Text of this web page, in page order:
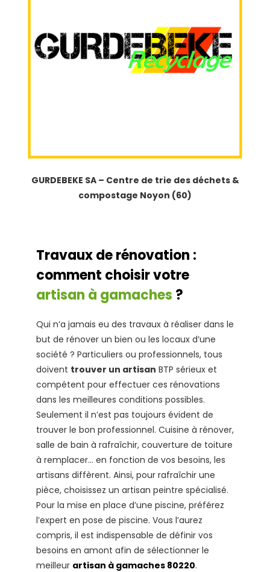
GURDEBEKE SA – Centre de trie des déchets &
compostage Noyon (60)
Travaux de rénovation :
comment choisir votre
artisan à gamaches ?
Qui n’a jamais eu des travaux à réaliser dans le
but de rénover un bien ou les locaux d’une
société ? Particuliers ou professionnels, tous
doivent trouver un artisan BTP sérieux et
compétent pour effectuer ces rénovations
dans les meilleures conditions possibles.
Seulement il n’est pas toujours évident de
trouver le bon professionnel. Cuisine à rénover,
salle de bain à rafraîchir, couverture de toiture
à remplacer… en fonction de vos besoins, les
artisans diffèrent. Ainsi, pour rafraîchir une
pièce, choisissez un artisan peintre spécialisé.
Pour la mise en place d’une piscine, préférez
l’expert en pose de piscine. Vous l’aurez
compris, il est indispensable de définir vos
besoins en amont afin de sélectionner le
meilleur artisan à gamaches 80220.